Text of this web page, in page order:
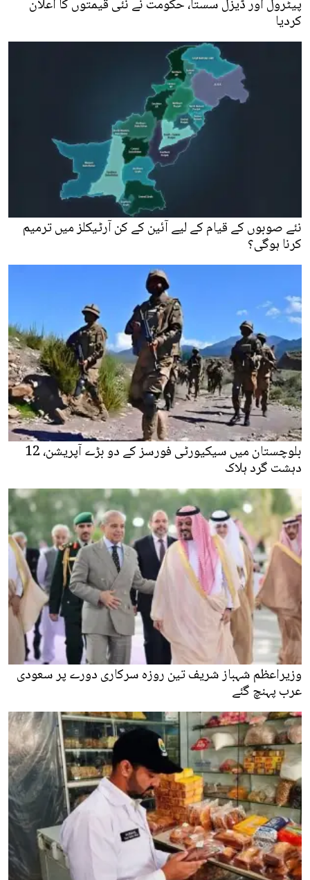
پیٹرول اور ڈیزل سستا، حکومت نے نئی قیمتوں کا اعلان
کردیا
نئے صوبوں کے قیام کے لیے آئین کے کن آرٹیکلز میں ترمیم
کرنا ہوگی؟
بلوچستان میں سیکیورٹی فورسز کے دو بڑے آپریشن، 12
دہشت گرد ہلاک
وزیراعظم شہباز شریف تین روزہ سرکاری دورے پر سعودی
عرب پہنچ گئے